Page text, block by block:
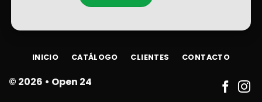
© 2026 • Open 24
INICIO CATÁLOGO CLIENTES CONTACTO